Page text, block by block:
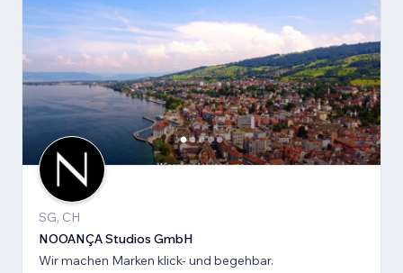
SG, CH
NOOANÇA Studios GmbH
Wir machen Marken klick- und begehbar.